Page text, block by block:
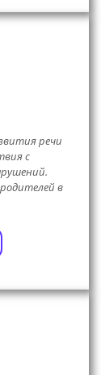
речи
с
в